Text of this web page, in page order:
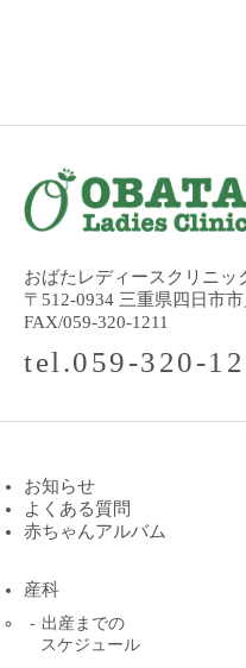
おばたレディースクリニッ
〒512-0934 三重県四日市
FAX/059-320-1211
tel.059-320-
お知らせ
よくある質問
赤ちゃんアルバム
産科
出産までの
スケジュール